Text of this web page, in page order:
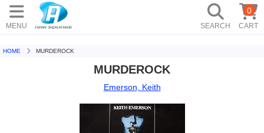
MENU SEARCH CART
0
HOME MURDEROCK
MURDEROCK
Emerson, Keith